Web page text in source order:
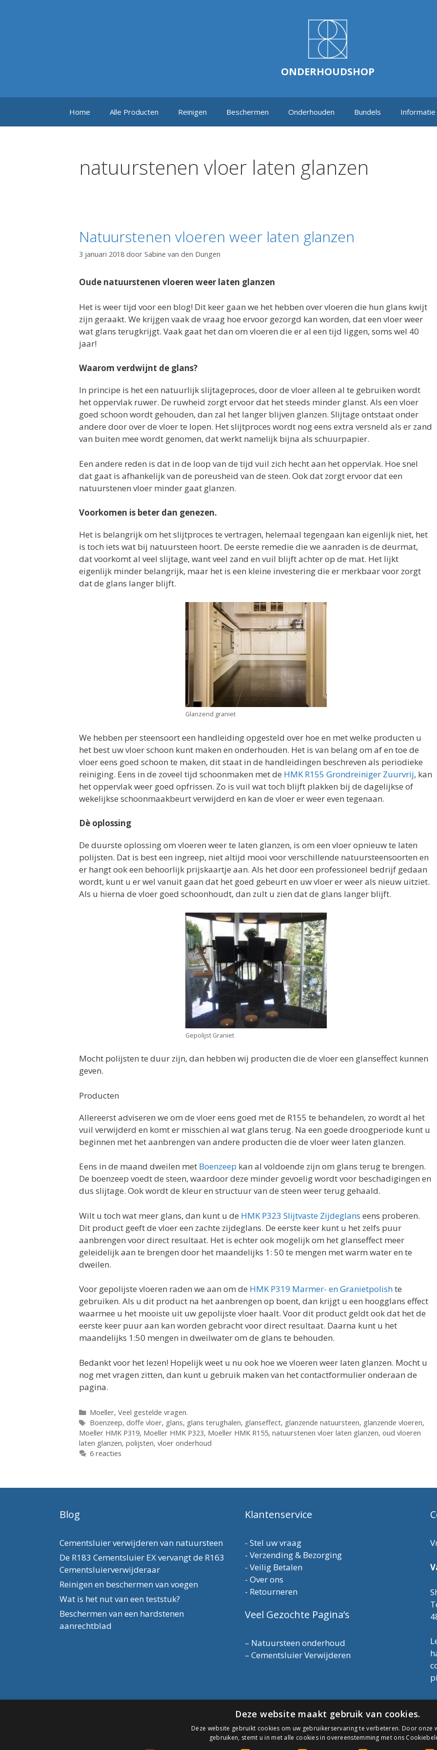
ONDERHOUDSHOP
Home Alle Producten Reinigen Beschermen Onderhouden Bundels Informatie
natuurstenen vloer laten glanzen
Natuurstenen vloeren weer laten glanzen
3 januari 2018 door Sabine van den Dungen
Oude natuurstenen vloeren weer laten glanzen
Het is weer tijd voor een blog! Dit keer gaan we het hebben over vloeren die hun glans kwijt
zijn geraakt. We krijgen vaak de vraag hoe ervoor gezorgd kan worden, dat een vloer weer
wat glans terugkrijgt. Vaak gaat het dan om vloeren die er al een tijd liggen, soms wel 40
jaar!
Waarom verdwijnt de glans?
In principe is het een natuurlijk slijtageproces, door de vloer alleen al te gebruiken wordt
het oppervlak ruwer. De ruwheid zorgt ervoor dat het steeds minder glanst. Als een vloer
goed schoon wordt gehouden, dan zal het langer blijven glanzen. Slijtage ontstaat onder
andere door over de vloer te lopen. Het slijtproces wordt nog eens extra versneld als er zand
van buiten mee wordt genomen, dat werkt namelijk bijna als schuurpapier.
Een andere reden is dat in de loop van de tijd vuil zich hecht aan het oppervlak. Hoe snel
dat gaat is afhankelijk van de poreusheid van de steen. Ook dat zorgt ervoor dat een
natuurstenen vloer minder gaat glanzen.
Voorkomen is beter dan genezen.
Het is belangrijk om het slijtproces te vertragen, helemaal tegengaan kan eigenlijk niet, het
is toch iets wat bij natuursteen hoort. De eerste remedie die we aanraden is de deurmat,
dat voorkomt al veel slijtage, want veel zand en vuil blijft achter op de mat. Het lijkt
eigenlijk minder belangrijk, maar het is een kleine investering die er merkbaar voor zorgt
dat de glans langer blijft.
Glanzend graniet
We hebben per steensoort een handleiding opgesteld over hoe en met welke producten u
het best uw vloer schoon kunt maken en onderhouden. Het is van belang om af en toe de
vloer eens goed schoon te maken, dit staat in de handleidingen beschreven als periodieke
reiniging. Eens in de zoveel tijd schoonmaken met de HMK R155 Grondreiniger Zuurvrij, kan
het oppervlak weer goed opfrissen. Zo is vuil wat toch blijft plakken bij de dagelijkse of
wekelijkse schoonmaakbeurt verwijderd en kan de vloer er weer even tegenaan.
Dè oplossing
De duurste oplossing om vloeren weer te laten glanzen, is om een vloer opnieuw te laten
polijsten. Dat is best een ingreep, niet altijd mooi voor verschillende natuursteensoorten en
er hangt ook een behoorlijk prijskaartje aan. Als het door een professioneel bedrijf gedaan
wordt, kunt u er wel vanuit gaan dat het goed gebeurt en uw vloer er weer als nieuw uitziet.
Als u hierna de vloer goed schoonhoudt, dan zult u zien dat de glans langer blijft.
Gepolijst Graniet
Mocht polijsten te duur zijn, dan hebben wij producten die de vloer een glanseffect kunnen
geven.
Producten
Allereerst adviseren we om de vloer eens goed met de R155 te behandelen, zo wordt al het
vuil verwijderd en komt er misschien al wat glans terug. Na een goede droogperiode kunt u
beginnen met het aanbrengen van andere producten die de vloer weer laten glanzen.
Eens in de maand dweilen met Boenzeep kan al voldoende zijn om glans terug te brengen.
De boenzeep voedt de steen, waardoor deze minder gevoelig wordt voor beschadigingen en
dus slijtage. Ook wordt de kleur en structuur van de steen weer terug gehaald.
Wilt u toch wat meer glans, dan kunt u de HMK P323 Slijtvaste Zijdeglans eens proberen.
Dit product geeft de vloer een zachte zijdeglans. De eerste keer kunt u het zelfs puur
aanbrengen voor direct resultaat. Het is echter ook mogelijk om het glanseffect meer
geleidelijk aan te brengen door het maandelijks 1: 50 te mengen met warm water en te
dweilen.
Voor gepolijste vloeren raden we aan om de HMK P319 Marmer- en Granietpolishte
gebruiken. Als u dit product na het aanbrengen op boent, dan krijgt u een hoogglans effect
waarmee u het mooiste uit uw gepolijste vloer haalt. Voor dit product geldt ook dat het de
eerste keer puur aan kan worden gebracht voor direct resultaat. Daarna kunt u het
maandelijks 1:50 mengen in dweilwater om de glans te behouden.
Bedankt voor het lezen! Hopelijk weet u nu ook hoe we vloeren weer laten glanzen. Mocht u
nog met vragen zitten, dan kunt u gebruik maken van het contactformulier onderaan de
pagina.
Categorieën
Moeller, Veel gestelde vragen.
Tags
Boenzeep, doffe vloer, glans, glans terughalen, glanseffect, glanzende natuursteen, glanzende vloeren,
Moeller HMK P319, Moeller HMK P323, Moeller HMK R155, natuurstenen vloer laten glanzen, oud vloeren
laten glanzen, polijsten, vloer onderhoud
6 reacties
Blog
Cementsluier verwijderen van natuursteen
De R183 Cementsluier EX vervangt de R163
Cementsluierverwijderaar
Reinigen en beschermen van voegen
Wat is het nut van een teststuk?
Beschermen van een hardstenen
aanrechtblad
Klantenservice
- Stel uw vraag
- Verzending & Bezorging
- Veilig Betalen
- Over ons
- Retourneren
Veel Gezochte Pagina’s
– Natuursteen onderhoud
– Cementsluier Verwijderen
Deze website maakt gebruik van cookies.
Deze website gebruikt cookies om uw gebruikerservaring te verbeteren. Door onze
gebruiken, stemt u in met alle cookies in overeenstemming met ons